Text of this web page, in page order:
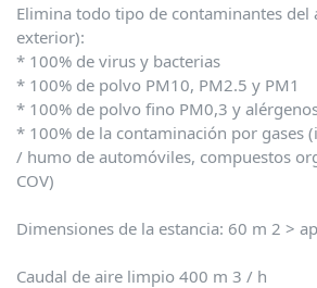
Elimina todo tipo de contaminantes del
exterior):
* 100% de virus y bacterias
* 100% de polvo PM10, PM2.5 y PM1
* 100% de polvo fino PM0,3 y
* 100% de la contaminación por gases
/ humo de automóviles, compuestos
COV)
Dimensiones de la estancia: 60 m 2 >
Caudal de aire limpio 400 m 3 / h